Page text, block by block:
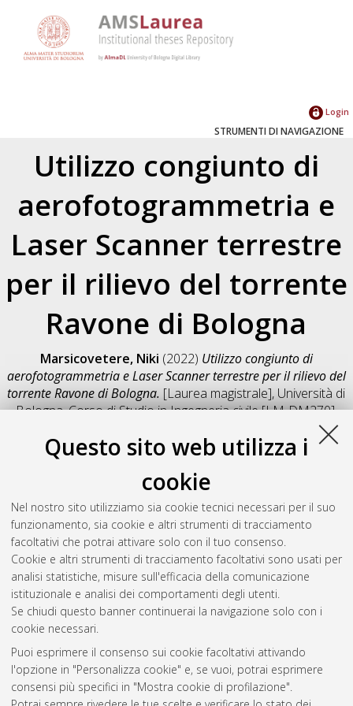
Questo sito web utilizza i
cookie
Nel nostro sito utilizziamo sia cookie tecnici necessari per il suo
funzionamento, sia cookie e altri strumenti di tracciamento
facoltativi che potrai attivare solo con il tuo consenso.
Cookie e altri strumenti di tracciamento facoltativi sono usati per
analisi statistiche, misure sull'efficacia della comunicazione
istituzionale e analisi dei comportamenti degli utenti.
Se chiudi questo banner continuerai la navigazione solo con i
cookie necessari.
Puoi esprimere il consenso sui cookie facoltativi attivando
l'opzione in "Personalizza cookie" e, se vuoi, potrai esprimere
consensi più specifici in "Mostra cookie di profilazione".
Login
STRUMENTI DI NAVIGAZIONE
Utilizzo congiunto di
aerofotogrammetria e
Laser Scanner terrestre
per il rilievo del torrente
Ravone di Bologna
Marsicovetere, Niki (2022) Utilizzo congiunto di
aerofotogrammetria e Laser Scanner terrestre per il rilievo del
torrente Ravone di Bologna. [Laurea magistrale], Università di
Bologna, Corso di Studio inIngegneria civile [LM-DM270],
Salva citazione
Condividi
Il full-text non è disponibile per scelta dell'autore. (
Abstract
Altri metadati
Gestione del documento:
Atom
Rss 1.0